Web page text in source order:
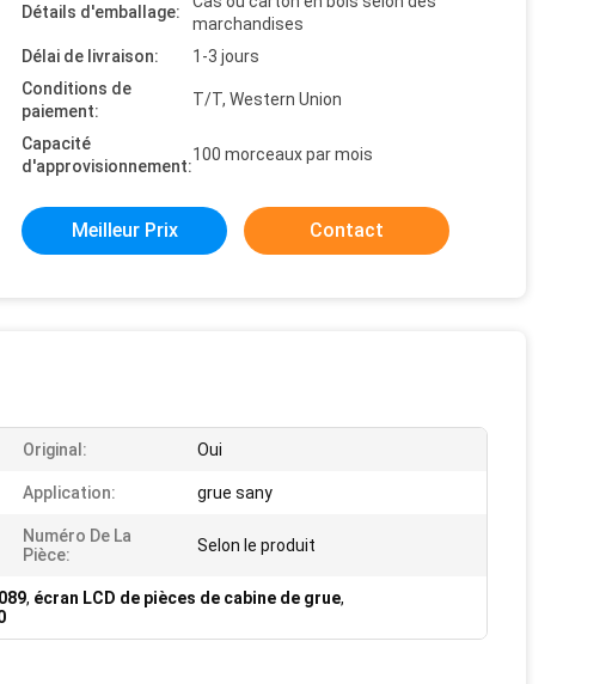
Détails d'emballage:
marchandises
Délai de livraison:
1-3 jours
Conditions de
paiement:
T/T, Western Union
Capacité
d'approvisionnement:
100 morceaux par mois
Meilleur Prix Contact
Original: Oui
Application: grue sany
Numéro De La
Pièce:
Selon le produit
, écran LCD de pièces de cabine de grue,